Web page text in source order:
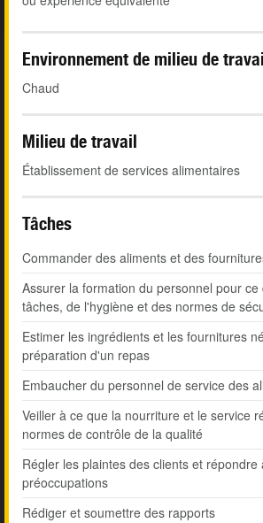
Environnement de milieu de
Chaud
Milieu de travail
Établissement de services alimentaires
Tâches
Commander des aliments et des
Assurer la formation du personnel pour ce
tâches, de l'hygiène et des normes de
Estimer les ingrédients et les fournitures
préparation d'un repas
Embaucher du personnel de service des
Veiller à ce que la nourriture et le service
normes de contrôle de la qualité
Régler les plaintes des clients et répondre
préoccupations
Rédiger et soumettre des rapports